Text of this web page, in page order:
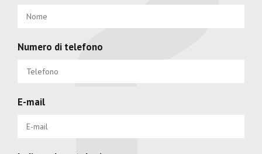
Numero di telefono
E-mail